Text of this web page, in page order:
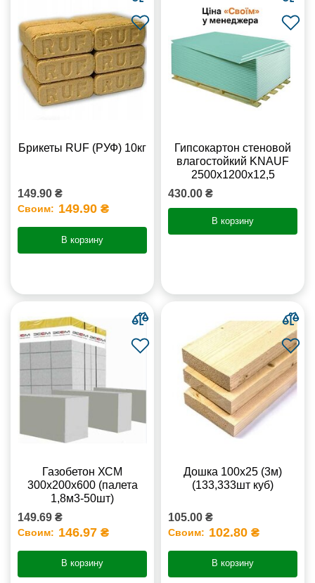
Брикеты RUF (РУФ) 10кг
149.90 ₴
Своим: 149.90 ₴
В корзину
Гипсокартон стеновой
влагостойкий KNAUF
2500х1200х12,5
430.00 ₴
В корзину
Газобетон ХСМ
300x200x600 (палета
1,8м3-50шт)
149.69 ₴
Своим: 146.97 ₴
В корзину
Дошка 100х25 (3м)
(133,333шт куб)
105.00 ₴
Своим: 102.80 ₴
В корзину